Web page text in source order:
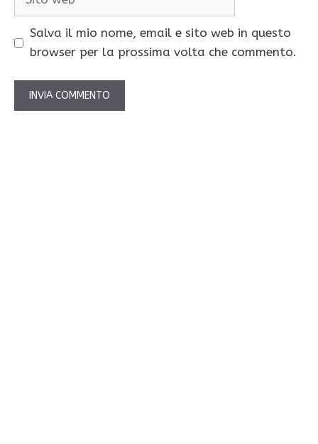
Salva il mio nome, email e sito web in questo
browser per la prossima volta che commento.